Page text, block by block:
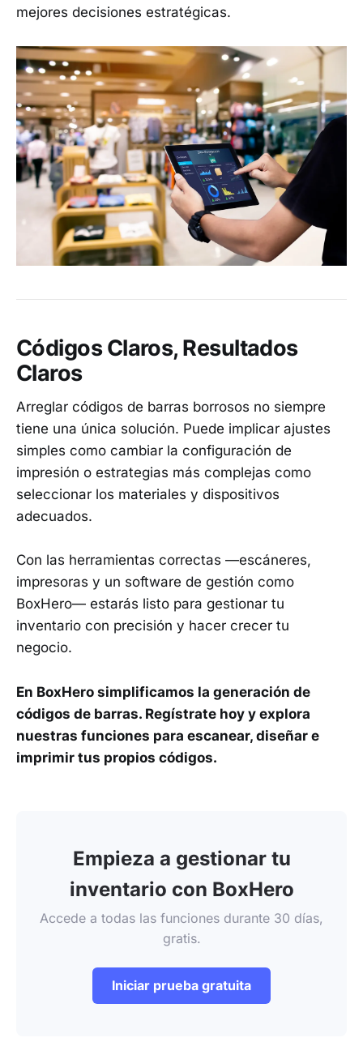
mejores decisiones estratégicas.
Códigos Claros, Resultados
Claros
Arreglar códigos de barras borrosos no siempre
tiene una única solución. Puede implicar ajustes
simples como cambiar la configuración de
impresión o estrategias más complejas como
seleccionar los materiales y dispositivos
adecuados.
Con las herramientas correctas —escáneres,
impresoras y un software de gestión como
BoxHero— estarás listo para gestionar tu
inventario con precisión y hacer crecer tu
negocio.
En BoxHero simplificamos la generación de
códigos de barras. Regístrate hoy y explora
nuestras funciones para escanear, diseñar e
imprimir tus propios códigos.
Empieza a gestionar tu
inventario con BoxHero
Accede a todas las funciones durante 30 días,
gratis.
Iniciar prueba gratuita